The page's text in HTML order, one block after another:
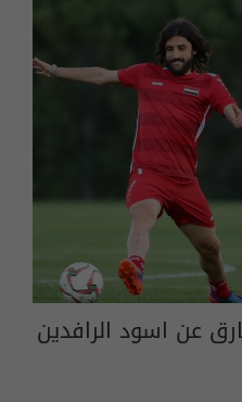
عن اسود الرافدين